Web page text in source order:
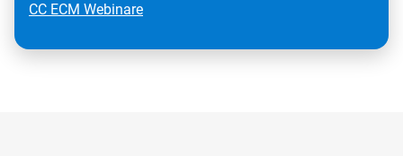
CC ECM Webinare